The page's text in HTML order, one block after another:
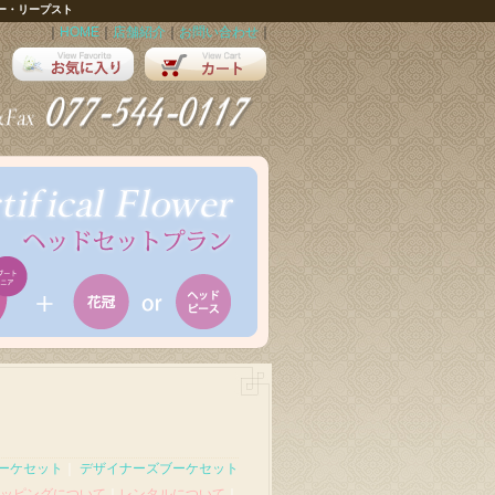
・リープスト
｜ HOME｜ 店舗紹介 ｜お問い合わせ｜
ケセット
デザイナーズブーケセット